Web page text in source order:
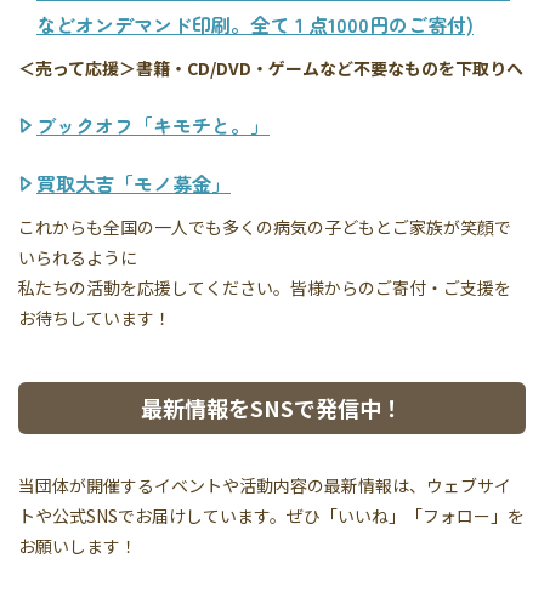
などオンデマンド印刷。全て１点1000円のご寄付)
＜売って応援＞書籍・CD/DVD・ゲームなど不要なものを下取りへ
ブックオフ「キモチと。」
買取大吉「モノ募金」
これからも全国の一人でも多くの病気の子どもとご家族が笑顔で
いられるように
私たちの活動を応援してください。皆様からのご寄付・ご支援を
お待ちしています！
最新情報をSNSで発信中！
当団体が開催するイベントや活動内容の最新情報は、ウェブサイ
トや公式SNSでお届けしています。ぜひ「いいね」「フォロー」を
お願いします！